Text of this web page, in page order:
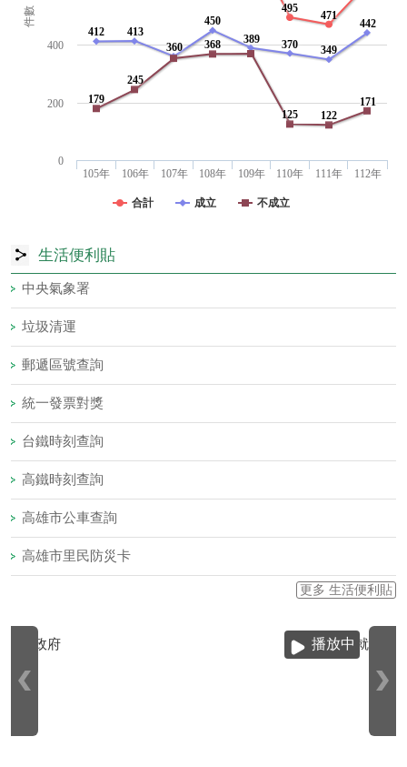
件數 495
471
412
413
360
450
389
370 349
442
179
245
368
125 122
171
合計 成立 不成立
105年 106年 107年 108年 109年 110年 111年 112年
0
200
400
生活便利貼
中央氣象署
垃圾清運
郵遞區號查詢
統一發票對獎
台鐵時刻查詢
高鐵時刻查詢
高雄市公車查詢
高雄市里民防災卡
更多 生活便利貼
播放中